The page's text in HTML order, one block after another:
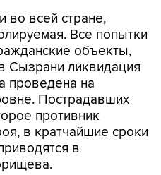
во всей стране,
Все попытки
объекты,
Сызрани ликвидация
проведена на
Пострадавших
противник
в кратчайшие сроки
в